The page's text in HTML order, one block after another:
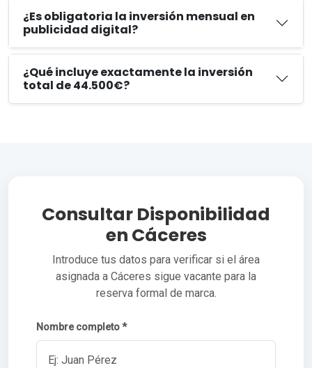
¿Es obligatoria la inversión mensual en
publicidad digital?
¿Qué incluye exactamente la inversión
total de 44.500€?
Consultar Disponibilidad
en Cáceres
Introduce tus datos para verificar si el área
asignada a Cáceres sigue vacante para la
reserva formal de marca.
Nombre completo *